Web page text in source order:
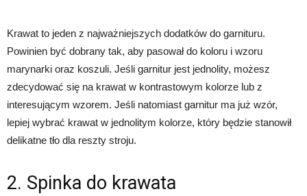
Krawat to jeden z najważniejszych dodatków do garnituru.
Powinien być dobrany tak, aby pasował do koloru i wzoru
marynarki oraz koszuli. Jeśli garnitur jest jednolity, możesz
zdecydować się na krawat w kontrastowym kolorze lub z
interesującym wzorem. Jeśli natomiast garnitur ma już wzór,
lepiej wybrać krawat w jednolitym kolorze, który będzie stanowił
delikatne tło dla reszty stroju.
2. Spinka do krawata